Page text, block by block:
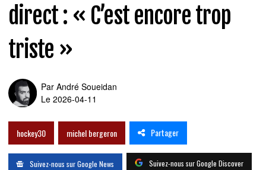
direct : « C’est encore trop
triste »
Par André Soueidan
Le 2026-04-11
hockey30 michel bergeron Partager
Suivez-nous sur Google News Suivez-nous sur Google Discover